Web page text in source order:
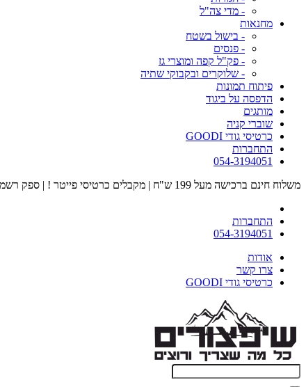
- מדי צה"ל
מחנאות
- בישול בשטח
- פנסים
- פק"ל קפה ומוצרי גז
- שלוקרים ובקבוקי שתיה
פיתוח תמונות
הדפסה על ביגוד
מותגים
שוברי קניה
כרטיסי גודי GOODI
התחברות
054-3194051
משלוח חינם ברכישה מעל 199 ש"ח | מקבלים כרטיסי פייטר ! | ספק רשמי של כוחות הביטחון | מוזמנים לבקר אצלנו בחנות הדגל בעיר הבה"דים
התחברות
054-3194051
אודות
צרו קשר
כרטיסי גודי GOODI